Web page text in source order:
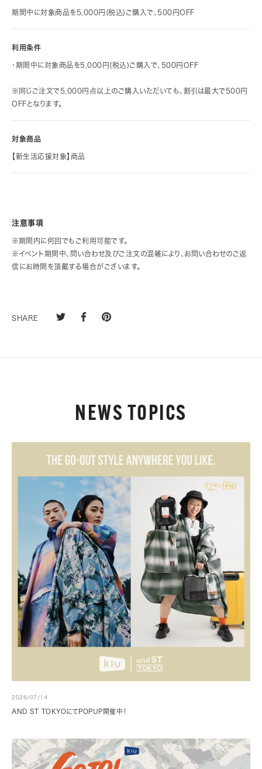
期間中に対象商品を5,000円(税込)ご購入で、500円OFF
利用条件
・ 期間中に対象商品を5,000円(税込)ご購入で、500円OFF
※同じご注文で5,000円点以上のご購入いただいても、割引は最大で500円
OFFとなります。
対象商品
【新生活応援対象】商品
注意事項
※期間内に何回でもご利用可能です。
※イベント期間中、問い合わせ及びご注文の混雑により、お問い合わせのご返
信にお時間を頂戴する場合がございます。
SHARE
NEWS TOPICS
2026/07/14
AND ST TOKYOにてPOPUP開催中！